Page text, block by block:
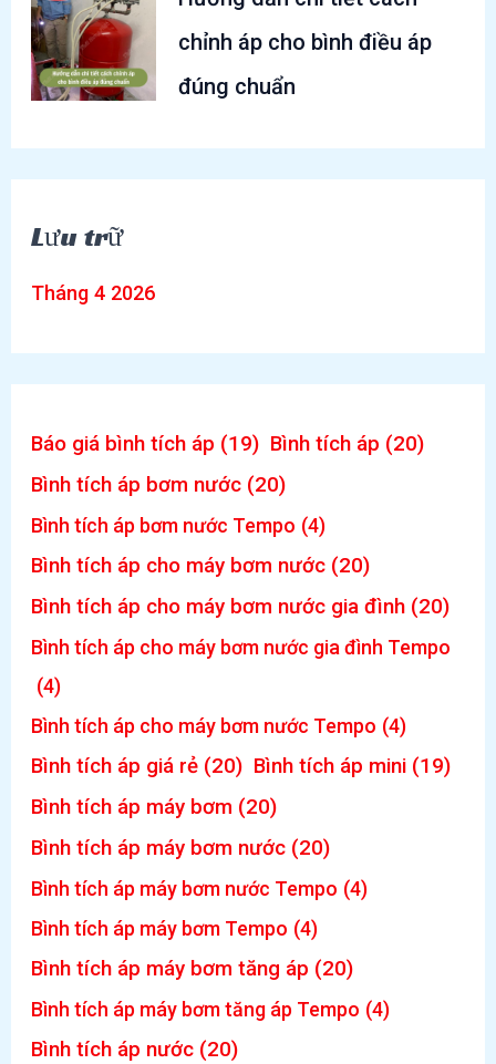
chỉnh áp cho bình điều áp
đúng chuẩn
Lưu trữ
Tháng 4 2026
Báo giá bình tích áp (19) Bình tích áp (20)
Bình tích áp bơm nước (20)
Bình tích áp bơm nước Tempo (4)
Bình tích áp cho máy bơm nước (20)
Bình tích áp cho máy bơm nước gia đình (20)
Bình tích áp cho máy bơm nước gia đình Tempo
(4)
Bình tích áp cho máy bơm nước Tempo (4)
Bình tích áp giá rẻ (20) Bình tích áp mini (19)
Bình tích áp máy bơm (20)
Bình tích áp máy bơm nước (20)
Bình tích áp máy bơm nước Tempo (4)
Bình tích áp máy bơm Tempo (4)
Bình tích áp máy bơm tăng áp (20)
Bình tích áp máy bơm tăng áp Tempo (4)
Bình tích áp nước (20)